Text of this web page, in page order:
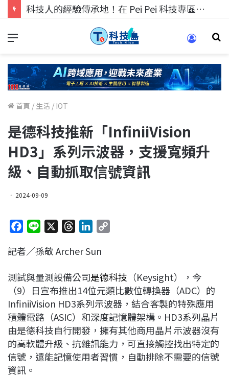
科技人的經驗傳承地！在 Pei Pei 科技專區，與學弟妹交流最硬核的技術
首頁 / 生活 / IOT
是德科技推新「InfiniiVision
HD3」系列示波器，支援寬頻升
級、自動抓取信號資訊
2024-09-09
c
b
o
o
k
n
r
a
d
s
n
e
d
I
n
L
i
n
k
記者／孫敬 Archer Sun
測試與量測設備公司是德科技 （Keysight），今
（9）日宣布推出14位元類比數位轉換器（ADC）的
InfiniiVision HD3系列示波器，結合客製的特殊應用
積體電路（ASIC）和深度記憶體架構。HD3系列晶片
由是德科技自行開發，擁有其他商用晶片示波器沒有
的高軟體升級、抗雜訊能力，可直接觸控找出特定的
信號，還能記憶使用者習慣，自動排除不需要的信號
資訊。